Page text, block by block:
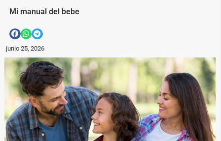
Mi manual del bebe
junio 25, 2026